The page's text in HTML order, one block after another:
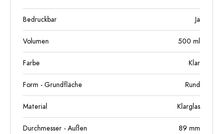
Bedruckbar Ja
Volumen 500 ml
Farbe Klar
Form - Grundfläche Rund
Material Klarglas
Durchmesser - Außen 89 mm